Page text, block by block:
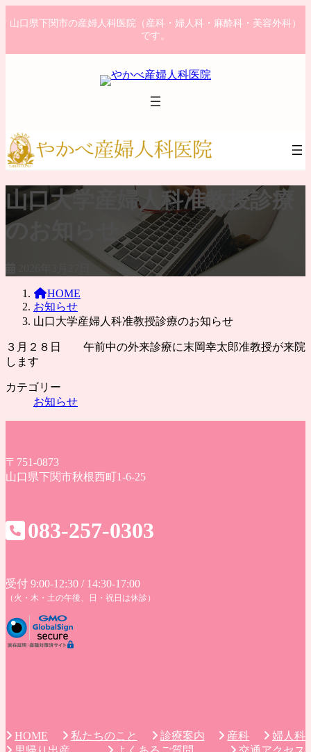
ン
ン
プ
ビ
ー
動
山口県下関市の産婦人科医院（産科・婦人科・麻酔科・美容外科）
です。
山口大学産婦人科准教授診療
のお知らせ
HOME
お知らせ
山口大学産婦人科准教授診療のお知らせ
３月２８日 午前中の外来診療に末岡幸太郎准教授が来院
します
カテゴリー
お知らせ
〒751-0873
山口県下関市秋根西町1-6-25
083-257-0303
受付 9:00-12:30 / 14:30-17:00
（火・木・土の午後、日・祝日は休診）
HOME 私たちのこと 診療案内 産科
婦人科